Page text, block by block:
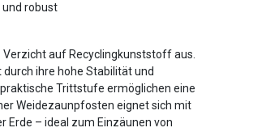
und robust
auf Recyclingkunststoff aus.
ihre hohe Stabilität und
Trittstufe ermöglichen eine
Weidezaunpfosten eignet sich mit
Erde – ideal zum Einzäunen von